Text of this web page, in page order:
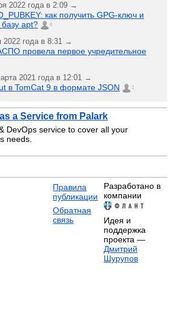
2022 года в 2:09 →
как получить GPG-ключ и
базу apt?
6
2022 года в 8:31 →
провела первое учредительное
2021 года в 12:01 →
в TomCat 9 в формате JSON 1
a Service from Palark
DevOps service to cover all your
needs.
Правила
публикации
Обратная
связь
Разработано в
компании
Идея и
поддержка
проекта —
Дмитрий
Шурупов